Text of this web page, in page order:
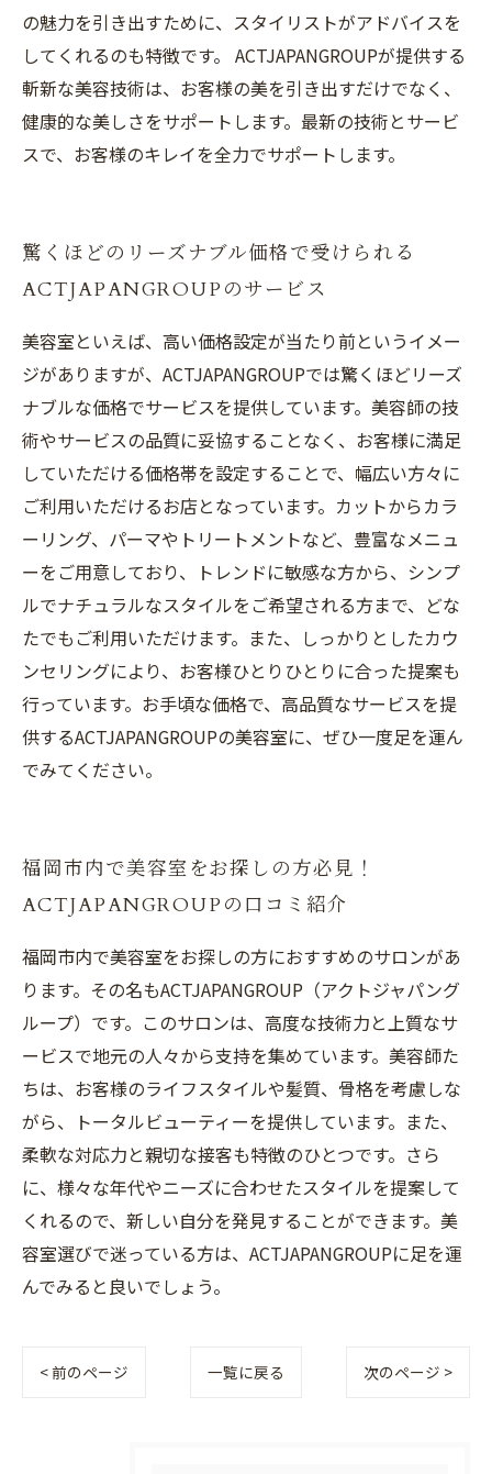
の魅力を引き出すために、スタイリストがアドバイスを
してくれるのも特徴です。 ACTJAPANGROUPが提供する
斬新な美容技術は、お客様の美を引き出すだけでなく、
健康的な美しさをサポートします。最新の技術とサービ
スで、お客様のキレイを全力でサポートします。
驚くほどのリーズナブル価格で受けられる
ACTJAPANGROUPのサービス
美容室といえば、高い価格設定が当たり前というイメー
ジがありますが、ACTJAPANGROUPでは驚くほどリーズ
ナブルな価格でサービスを提供しています。美容師の技
術やサービスの品質に妥協することなく、お客様に満足
していただける価格帯を設定することで、幅広い方々に
ご利用いただけるお店となっています。カットからカラ
ーリング、パーマやトリートメントなど、豊富なメニュ
ーをご用意しており、トレンドに敏感な方から、シンプ
ルでナチュラルなスタイルをご希望される方まで、どな
たでもご利用いただけます。また、しっかりとしたカウ
ンセリングにより、お客様ひとりひとりに合った提案も
行っています。お手頃な価格で、高品質なサービスを提
供するACTJAPANGROUPの美容室に、ぜひ一度足を運ん
でみてください。
福岡市内で美容室をお探しの方必見！
ACTJAPANGROUPの口コミ紹介
福岡市内で美容室をお探しの方におすすめのサロンがあ
ります。その名もACTJAPANGROUP（アクトジャパング
ループ）です。このサロンは、高度な技術力と上質なサ
ービスで地元の人々から支持を集めています。美容師た
ちは、お客様のライフスタイルや髪質、骨格を考慮しな
がら、トータルビューティーを提供しています。また、
柔軟な対応力と親切な接客も特徴のひとつです。さら
に、様々な年代やニーズに合わせたスタイルを提案して
くれるので、新しい自分を発見することができます。美
容室選びで迷っている方は、ACTJAPANGROUPに足を運
んでみると良いでしょう。
< 前のページ 一覧に戻る 次のページ >